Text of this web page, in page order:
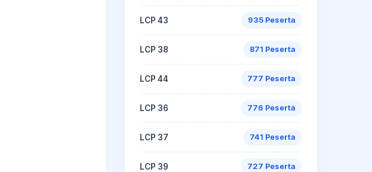
LCP 43 935 Peserta
LCP 38 871 Peserta
LCP 44 777 Peserta
LCP 36 776 Peserta
LCP 37 741 Peserta
LCP 39 727 Peserta